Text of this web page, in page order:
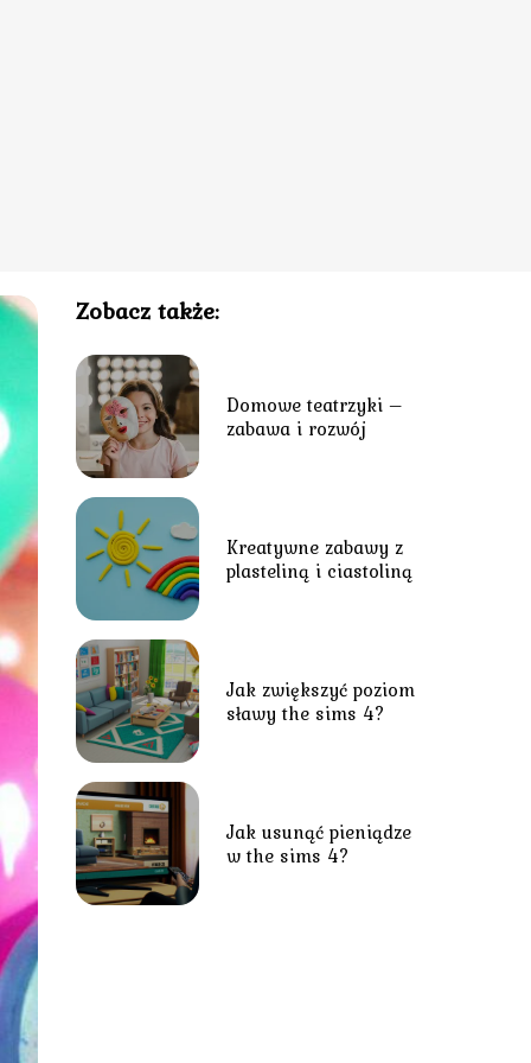
Zobacz także:
Domowe teatrzyki –
zabawa i rozwój
Kreatywne zabawy z
plasteliną i ciastoliną
Jak zwiększyć poziom
sławy the sims 4?
Jak usunąć pieniądze
w the sims 4?